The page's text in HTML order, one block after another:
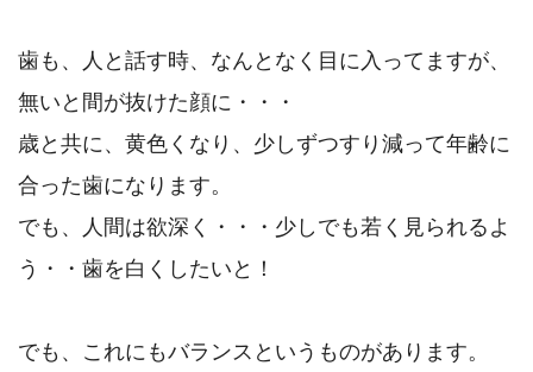
歯も、人と話す時、なんとなく目に入ってますが、
無いと間が抜けた顔に・・・
歳と共に、黄色くなり、少しずつすり減って年齢に
合った歯になります。
でも、人間は欲深く・・・少しでも若く見られるよ
う・・歯を白くしたいと！
でも、これにもバランスというものがあります。